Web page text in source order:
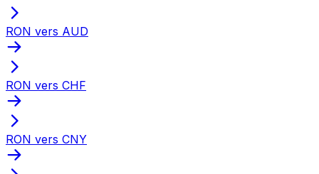
RON vers AUD
RON vers CHF
RON vers CNY